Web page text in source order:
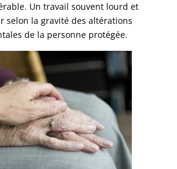
Un travail souvent lourd et
selon la gravité des altérations
de la personne protégée.